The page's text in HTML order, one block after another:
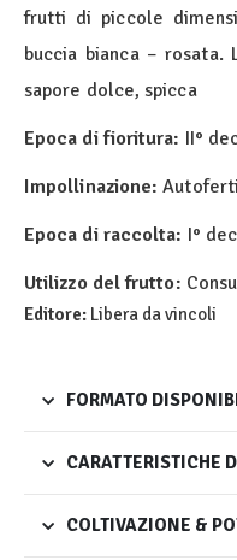
frutti di piccole
buccia bianca – rosata.
sapore dolce, spicca
Epoca di fioritura: II°
Impollinazione:
Epoca di raccolta: I°
Utilizzo del frutto:
Editore: Libera da vincoli
FORMATO
CARATTERISTICHE
COLTIVAZIONE &